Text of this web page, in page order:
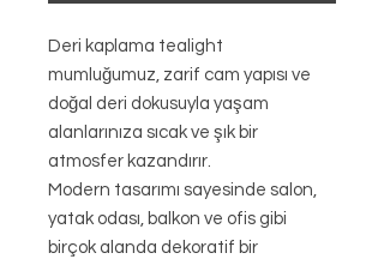
Deri kaplama tealight
mumluğumuz, zarif cam yapısı ve
doğal deri dokusuyla yaşam
alanlarınıza sıcak ve şık bir
atmosfer kazandırır.
Modern tasarımı sayesinde salon,
yatak odası, balkon ve ofis gibi
birçok alanda dekoratif bir